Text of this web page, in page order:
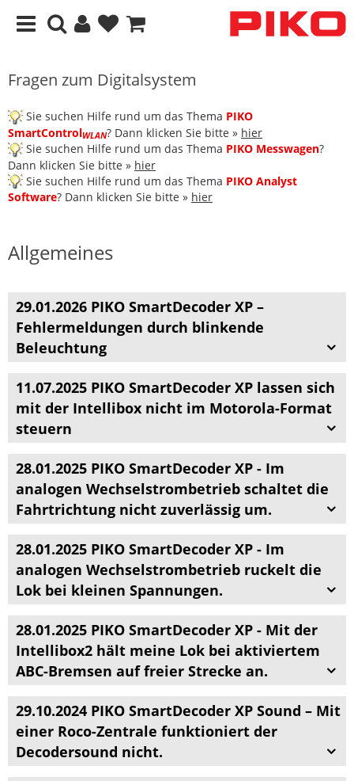
Fragen zum Digitalsystem
Sie suchen Hilfe rund um das Thema PIKO
SmartControlWLAN? Dann klicken Sie bitte » hier
Sie suchen Hilfe rund um das Thema PIKO Messwagen?
Dann klicken Sie bitte » hier
Sie suchen Hilfe rund um das Thema PIKO Analyst
Software? Dann klicken Sie bitte » hier
Allgemeines
29.01.2026 PIKO SmartDecoder XP –
Fehlermeldungen durch blinkende
Beleuchtung
11.07.2025 PIKO SmartDecoder XP lassen sich
mit der Intellibox nicht im Motorola-Format
steuern
28.01.2025 PIKO SmartDecoder XP - Im
analogen Wechselstrombetrieb schaltet die
Fahrtrichtung nicht zuverlässig um.
28.01.2025 PIKO SmartDecoder XP - Im
analogen Wechselstrombetrieb ruckelt die
Lok bei kleinen Spannungen.
28.01.2025 PIKO SmartDecoder XP - Mit der
Intellibox2 hält meine Lok bei aktiviertem
ABC-Bremsen auf freier Strecke an.
29.10.2024 PIKO SmartDecoder XP Sound – Mit
einer Roco-Zentrale funktioniert der
Decodersound nicht.